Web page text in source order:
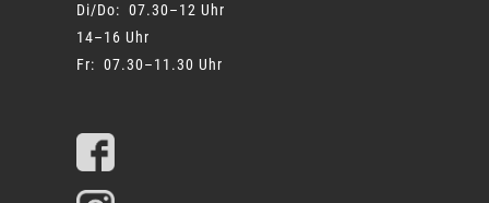
Di/Do: 07.30–12 Uhr
14–16 Uhr
Fr: 07.30–11.30 Uhr